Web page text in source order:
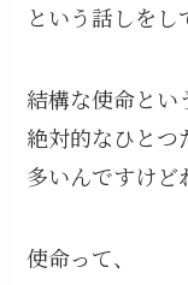
という話しをし
結構な使命とい
絶対的なひとつ
多いんですけど
使命って、